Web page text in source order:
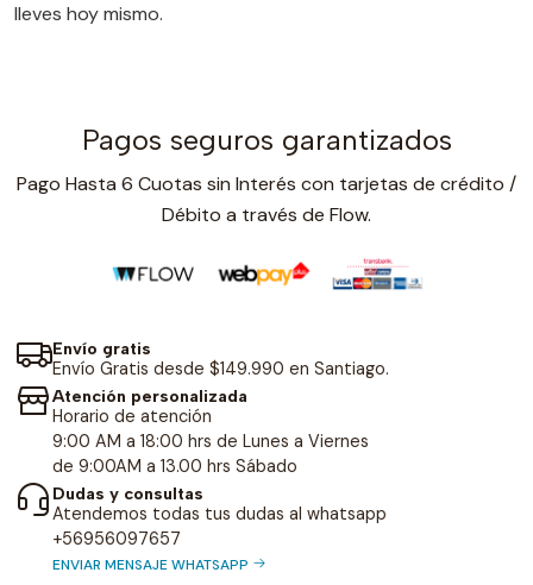
lleves hoy mismo.
Pagos seguros garantizados
Pago Hasta 6 Cuotas sin Interés con tarjetas de crédito /
Débito a través de Flow.
Envío gratis
Envío Gratis desde $149.990 en Santiago.
Atención personalizada
Horario de atención
9:00 AM a 18:00 hrs de Lunes a Viernes
de 9:00AM a 13.00 hrs Sábado
Dudas y consultas
Atendemos todas tus dudas al whatsapp
+56956097657
ENVIAR MENSAJE WHATSAPP